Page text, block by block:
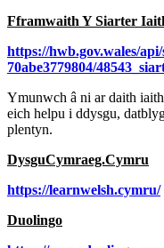
Fframwaith Y Siarter
https://hwb.gov.wales/
70abe3779804/
Ymunwch â ni ar daith
eich helpu i ddysgu,
plentyn.
DysguCymraeg.Cymru
https://learnwelsh.cymru/
Duolingo